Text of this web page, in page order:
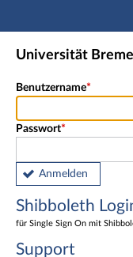
Universität
Benutzername
Passwort
Anmelden
Shibboleth
für Single Sign On mit
Support